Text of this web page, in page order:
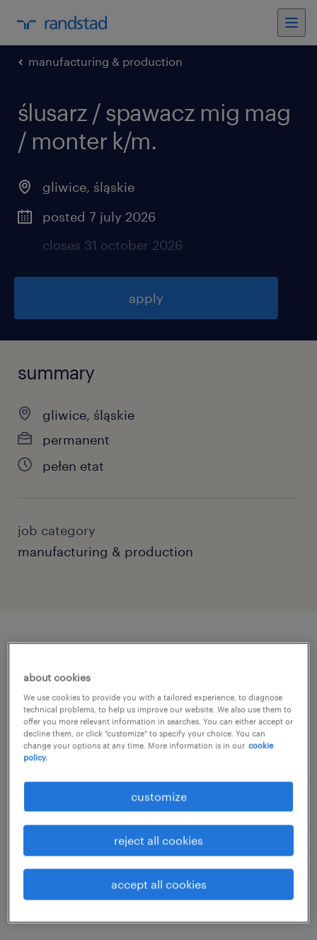
manufacturing & production
ślusarz / spawacz mig mag
/ monter k/m.
gliwice, śląskie
posted 7 july 2026
closes 31 october 2026
apply
summary
gliwice, śląskie
permanent
pełen etat
job category
manufacturing & production
Szukasz pracy, w której Twoje doświadczenie
naprawdę się liczy?
Dołącz do zespołu, który ceni fach w ręku -
tu Twoje umiejętności ślusarskie i
spawalnicze będą w pełni wykorzystane!
Pracuj i twórz solidne konstrukcje stalowe,
widząc efekty swojej pracy każdego dnia!
about cookies
We use cookies to provide you with a tailored experience, to diagnose
technical problems, to help us improve our website. We also use them to
offer you more relevant information in searches. You can either accept or
decline them, or click "customize" to specify your choice. You can
change your options at any time. More information is in our cookie
policy.
customize
reject all cookies
accept all cookies